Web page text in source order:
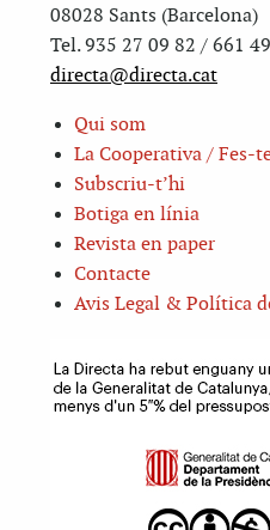
08028 Sants (Barcelona)
Tel. 935 27 09 82 / 661
directa@directa.cat
Qui som
La Cooperativa / Fes-
Subscriu-t’hi
Botiga en línia
Revista en paper
Contacte
Avis Legal & Política